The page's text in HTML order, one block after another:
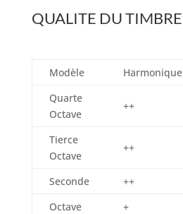
QUALITE DU TIMBRE
Modèle Harmonique
Quarte
Octave
++
Tierce
Octave
++
Seconde ++
Octave
+